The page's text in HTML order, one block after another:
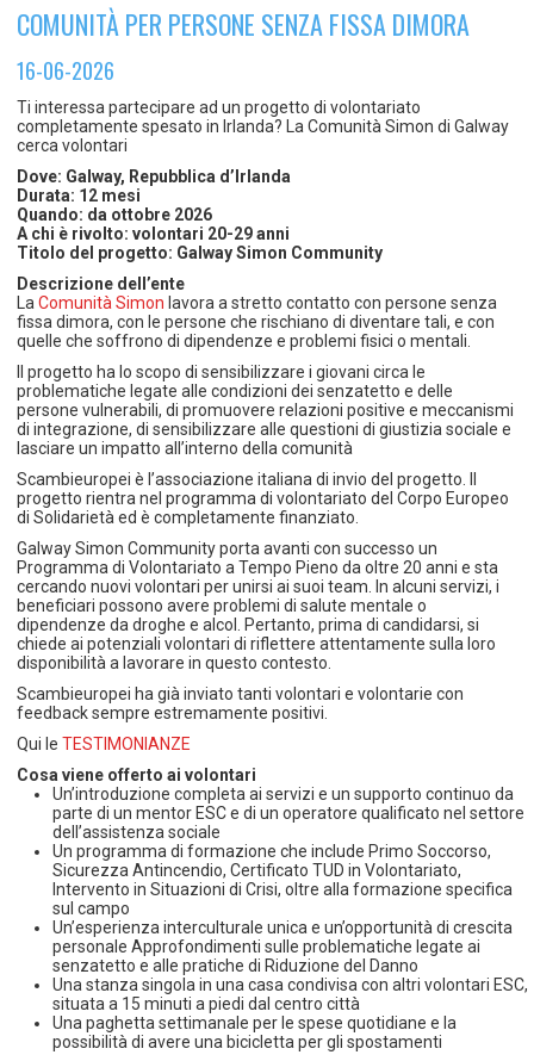
RAPPORTI UTENZA
Coordinamento Provinciale Ferrarese Informagiovani
COMUNITÀ PER PERSONE SENZA FISSA DIMORA
16-06-2026
Ti interessa partecipare ad un progetto di volontariato
completamente spesato in Irlanda? La Comunità Simon di Galway
cerca volontari
Dove: Galway, Repubblica d’Irlanda
Durata: 12 mesi
Quando: da ottobre 2026
A chi è rivolto: volontari 20-29 anni
Titolo del progetto: Galway Simon Community
Descrizione dell’ente
LaComunità Simon lavora a stretto contatto con persone senza
fissa dimora, con le persone che rischiano di diventare tali, e con
quelle che soffrono di dipendenze e problemi fisici o mentali.
Il progetto ha lo scopo di sensibilizzare i giovani circa le
problematiche legate alle condizioni dei senzatetto e delle
persone vulnerabili, di promuovere relazioni positive e meccanismi
di integrazione, di sensibilizzare alle questioni di giustizia sociale e
lasciare un impatto all’interno della comunità
Scambieuropei è l’associazione italiana di invio del progetto. Il
progetto rientra nel programma di volontariato del Corpo Europeo
di Solidarietà ed è completamente finanziato.
Galway Simon Community porta avanti con successo un
Programma di Volontariato a Tempo Pieno da oltre 20 anni e sta
cercando nuovi volontari per unirsi ai suoi team. In alcuni servizi, i
beneficiari possono avere problemi di salute mentale o
dipendenze da droghe e alcol. Pertanto, prima di candidarsi, si
chiede ai potenziali volontari di riflettere attentamente sulla loro
disponibilità a lavorare in questo contesto.
Scambieuropei ha già inviato tanti volontari e volontarie con
feedback sempre estremamente positivi.
Qui leTESTIMONIANZE
Cosa viene offerto ai volontari
Un’introduzione completa ai servizi e un supporto continuo da
parte di un mentor ESC e di un operatore qualificato nel settore
dell’assistenza sociale
Un programma di formazione che include Primo Soccorso,
Sicurezza Antincendio, Certificato TUD in Volontariato,
Intervento in Situazioni di Crisi, oltre alla formazione specifica
sul campo
Un’esperienza interculturale unica e un’opportunità di crescita
personale Approfondimenti sulle problematiche legate ai
senzatetto e alle pratiche di Riduzione del Danno
Una stanza singola in una casa condivisa con altri volontari ESC,
situata a 15 minuti a piedi dal centro città
Una paghetta settimanale per le spese quotidiane e la
possibilità di avere una bicicletta per gli spostamenti